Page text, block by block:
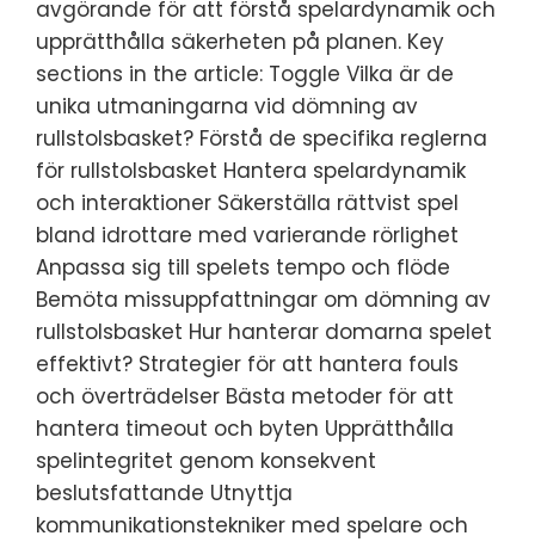
avgörande för att förstå spelardynamik och
upprätthålla säkerheten på planen. Key
sections in the article: Toggle Vilka är de
unika utmaningarna vid dömning av
rullstolsbasket? Förstå de specifika reglerna
för rullstolsbasket Hantera spelardynamik
och interaktioner Säkerställa rättvist spel
bland idrottare med varierande rörlighet
Anpassa sig till spelets tempo och flöde
Bemöta missuppfattningar om dömning av
rullstolsbasket Hur hanterar domarna spelet
effektivt? Strategier för att hantera fouls
och överträdelser Bästa metoder för att
hantera timeout och byten Upprätthålla
spelintegritet genom konsekvent
beslutsfattande Utnyttja
kommunikationstekniker med spelare och